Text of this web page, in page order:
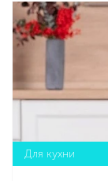
Для кухни